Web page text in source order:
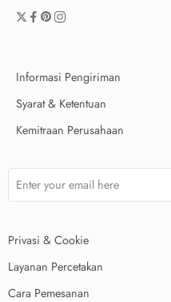
Informasi Pengiriman
Syarat & Ketentuan
Kemitraan Perusahaan
Privasi & Cookie
Layanan Percetakan
Cara Pemesanan